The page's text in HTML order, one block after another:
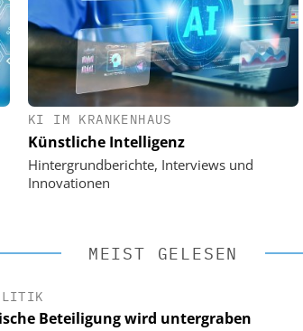
KI IM KRANKENHAUS
Künstliche Intelligenz
Hintergrundberichte, Interviews und
Innovationen
EASY SOFTWARE AG
Digitalisierung im
Personalmanagement: Von digitaler
Ordnung zur KI-fähigen Steuerung
MEIST GELESEN
Beteiligung wird untergraben